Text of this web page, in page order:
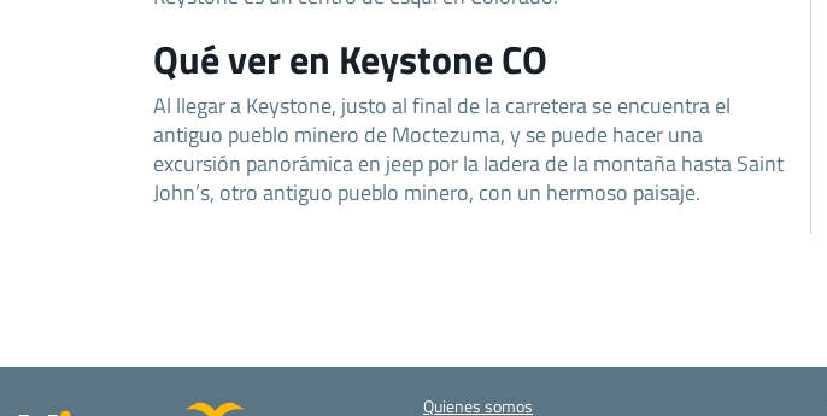
Qué ver en Keystone CO
Al llegar a Keystone, justo al final de la carretera se encuentra el
antiguo pueblo minero de Moctezuma, y se puede hacer una
excursión panorámica en jeep por la ladera de la montaña hasta Saint
John’s, otro antiguo pueblo minero, con un hermoso paisaje.
Quienes somos